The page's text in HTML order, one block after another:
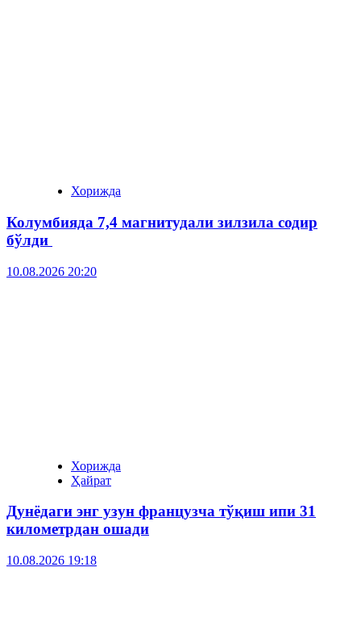
Хорижда
Колумбияда 7,4 магнитудали зилзила содир
бўлди
10.08.2026 20:20
Хорижда
Ҳайрат
Дунёдаги энг узун французча тўқиш ипи 31
километрдан ошади
10.08.2026 19:18